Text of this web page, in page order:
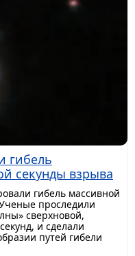
гибель
секунды взрыва
гибель массивной
проследили
сверхновой,
и сделали
путей гибели